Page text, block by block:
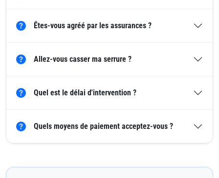
Êtes-vous agréé par les assurances ?
Allez-vous casser ma serrure ?
Quel est le délai d'intervention ?
Quels moyens de paiement acceptez-vous ?